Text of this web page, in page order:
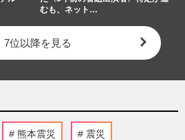
むも、ネット…
7位以降を見る
熊本震災 震災